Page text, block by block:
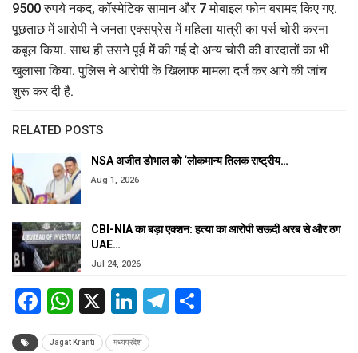
9500 रुपये नकद, कॉस्मेटिक सामान और 7 मोबाइल फोन बरामद किए गए.
पूछताछ में आरोपी ने जनता एक्सप्रेस में महिला यात्री का पर्स चोरी करना
कबूल किया. साथ ही उसने पूर्व में की गई दो अन्य चोरी की वारदातों का भी
खुलासा किया. पुलिस ने आरोपी के खिलाफ मामला दर्ज कर आगे की जांच
शुरू कर दी है.
RELATED POSTS
NSA अजीत डोभाल को ‘लोकमान्य तिलक राष्ट्रीय…
Aug 1, 2026
CBI-NIA का बड़ा एक्शन: हत्या का आरोपी सऊदी अरब से और ठग
UAE…
Jul 24, 2026
Facebook
WhatsApp
X LinkedIn
Telegram
Jagat Kranti मध्यप्रदेश